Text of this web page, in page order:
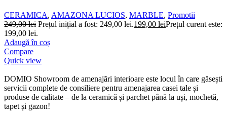
CERAMICA, AMAZONA LUCIOS, MARBLE, Promotii
249,00lei Prețul inițial a fost: 249,00 lei.199,00 leiPrețul curent este:
199,00 lei.
Adaugă în coș
Compare
Quick view
DOMIO Showroom de amenajări interioare este locul în care găsești
servicii complete de consiliere pentru amenajarea casei tale și
produse de calitate – de la ceramică și parchet până la uși, mochetă,
tapet și gazon!